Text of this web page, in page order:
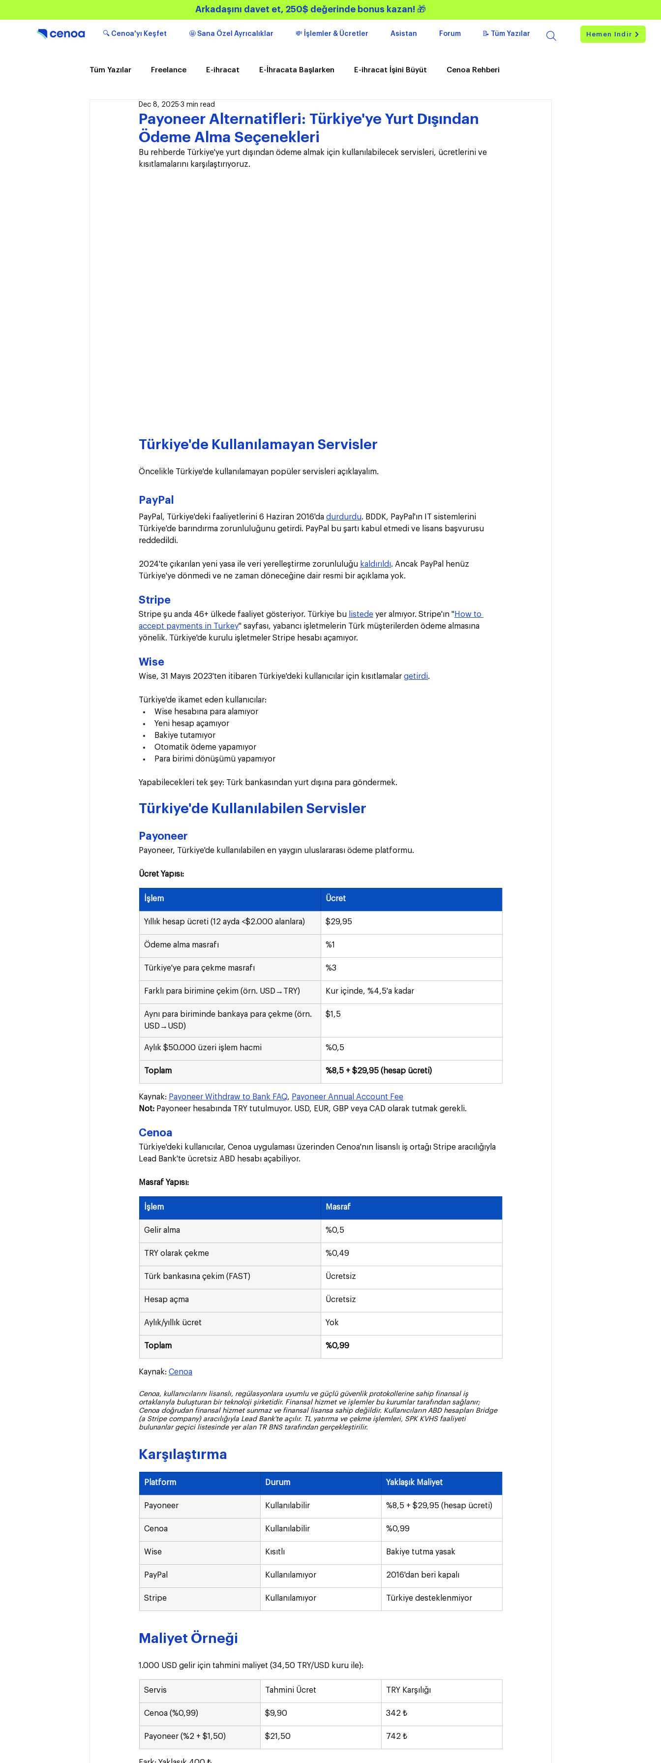
Arkadaşını davet et, 250$ değerinde bonus kazan! 🎁
🔍 Cenoa'yı Keşfet 🤩 Sana Özel Ayrıcalıklar 💸 İşlemler & Ücretler Asistan Forum 📝 Tüm Yazılar Hemen İndir
Tüm Yazılar Freelance E-ihracat E-İhracata Başlarken E-ihracat İşini Büyüt Cenoa Rehberi
Bilgilendirici içerikler
Payoneer Alternatifleri: Türkiye'ye Yurt Dışından
Ödeme Alma Seçenekleri
Dec 8, 2025 3 min read
Bu rehberde Türkiye'ye yurt dışından ödeme almak için kullanılabilecek servisleri, ücretlerini ve
kısıtlamalarını karşılaştırıyoruz.
Türkiye'de Kullanılamayan Servisler
Öncelikle Türkiye'de kullanılamayan popüler servisleri açıklayalım.
PayPal
PayPal, Türkiye'deki faaliyetlerini 6 Haziran 2016'da durdurdu. BDDK, PayPal'ın IT sistemlerini
Türkiye'de barındırma zorunluluğunu getirdi. PayPal bu şartı kabul etmedi ve lisans başvurusu
reddedildi.
2024'te çıkarılan yeni yasa ile veri yerelleştirme zorunluluğu kaldırıldı. Ancak PayPal henüz
Türkiye'ye dönmedi ve ne zaman döneceğine dair resmi bir açıklama yok.
Stripe
Stripe şu anda 46+ ülkede faaliyet gösteriyor. Türkiye bu listede yer almıyor. Stripe'ın "How to
accept payments in Turkey" sayfası, yabancı işletmelerin Türk müşterilerden ödeme almasına
yönelik. Türkiye'de kurulu işletmeler Stripe hesabı açamıyor.
Wise
Wise, 31 Mayıs 2023'ten itibaren Türkiye'deki kullanıcılar için kısıtlamalar getirdi.
Türkiye'de ikamet eden kullanıcılar:
Wise hesabına para alamıyor
Yeni hesap açamıyor
Bakiye tutamıyor
Otomatik ödeme yapamıyor
Para birimi dönüşümü yapamıyor
Yapabilecekleri tek şey: Türk bankasından yurt dışına para göndermek.
Türkiye'de Kullanılabilen Servisler
Payoneer
Payoneer, Türkiye'de kullanılabilen en yaygın uluslararası ödeme platformu.
Ücret Yapısı:
İşlem Ücret
Yıllık hesap ücreti (12 ayda <$2.000 alanlara) $29,95
Ödeme alma masrafı %1
Türkiye'ye para çekme masrafı %3
Farklı para birimine çekim (örn. USD→TRY) Kur içinde, %4,5'a kadar
Aynı para biriminde bankaya para çekme (örn.
USD→USD)
$1,5
Aylık $50.000 üzeri işlem hacmi %0,5
Toplam %8,5 + $29,95 (hesap ücreti)
Kaynak: Payoneer Withdraw to Bank FAQ, Payoneer Annual Account Fee
Not: Payoneer hesabında TRY tutulmuyor. USD, EUR, GBP veya CAD olarak tutmak gerekli.
Cenoa
Türkiye'deki kullanıcılar, Cenoa uygulaması üzerinden Cenoa'nın lisanslı iş ortağı Stripe aracılığıyla
Lead Bank'te ücretsiz ABD hesabı açabiliyor.
Masraf Yapısı:
İşlem Masraf
Gelir alma %0,5
TRY olarak çekme %0,49
Türk bankasına çekim (FAST) Ücretsiz
Hesap açma Ücretsiz
Aylık/yıllık ücret Yok
Toplam %0,99
Kaynak: Cenoa
Cenoa, kullanıcılarını lisanslı, regülasyonlara uyumlu ve güçlü güvenlik protokollerine sahip finansal iş
ortaklarıyla buluşturan bir teknoloji şirketidir. Finansal hizmet ve işlemler bu kurumlar tarafından sağlanır;
Cenoa doğrudan finansal hizmet sunmaz ve finansal lisansa sahip değildir. Kullanıcıların ABD hesapları Bridge
(a Stripe company) aracılığıyla Lead Bank'te açılır. TL yatırma ve çekme işlemleri, SPK KVHS faaliyeti
bulunanlar geçici listesinde yer alan TR BNS tarafından gerçekleştirilir.
Karşılaştırma
Platform Durum Yaklaşık Maliyet
Payoneer Kullanılabilir %8,5 + $29,95 (hesap ücreti)
Cenoa Kullanılabilir %0,99
Wise Kısıtlı Bakiye tutma yasak
PayPal Kullanılamıyor 2016'dan beri kapalı
Stripe Kullanılamıyor Türkiye desteklenmiyor
Maliyet Örneği
1.000 USD gelir için tahmini maliyet (34,50 TRY/USD kuru ile):
Servis Tahmini Ücret TRY Karşılığı
Cenoa (%0,99) $9,90 342 ₺
Payoneer (%2 + $1,50) $21,50 742 ₺